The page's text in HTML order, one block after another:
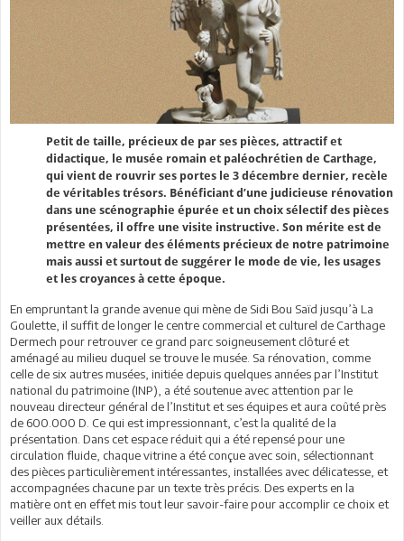
Petit de taille, précieux de par ses pièces, attractif et
didactique, le musée romain et paléochrétien de Carthage,
qui vient de rouvrir ses portes le 3 décembre dernier, recèle
de véritables trésors. Bénéficiant d’une judicieuse rénovation
dans une scénographie épurée et un choix sélectif des pièces
présentées, il offre une visite instructive. Son mérite est de
mettre en valeur des éléments précieux de notre patrimoine
mais aussi et surtout de suggérer le mode de vie, les usages
et les croyances à cette époque.
En empruntant la grande avenue qui mène de Sidi Bou Saïd jusqu’à La
Goulette, il suffit de longer le centre commercial et culturel de Carthage
Dermech pour retrouver ce grand parc soigneusement clôturé et
aménagé au milieu duquel se trouve le musée. Sa rénovation, comme
celle de six autres musées, initiée depuis quelques années par l’Institut
national du patrimoine (INP), a été soutenue avec attention par le
nouveau directeur général de l’Institut et ses équipes et aura coûté près
de 600.000 D. Ce qui est impressionnant, c’est la qualité de la
présentation. Dans cet espace réduit qui a été repensé pour une
circulation fluide, chaque vitrine a été conçue avec soin, sélectionnant
des pièces particulièrement intéressantes, installées avec délicatesse, et
accompagnées chacune par un texte très précis. Des experts en la
matière ont en effet mis tout leur savoir-faire pour accomplir ce choix et
veiller aux détails.